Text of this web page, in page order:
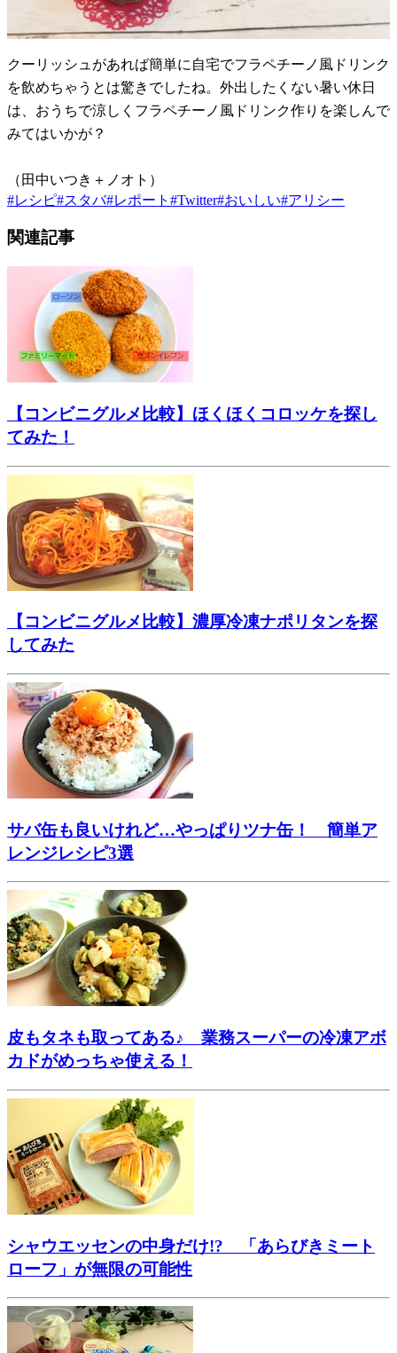
クーリッシュがあれば簡単に自宅でフラペチーノ風ドリンク
を飲めちゃうとは驚きでしたね。外出したくない暑い休日
は、おうちで涼しくフラペチーノ風ドリンク作りを楽しんで
みてはいかが？
（田中いつき＋ノオト）
#レシピ#スタバ#レポート #Twitter#おいしい#アリシー
関連記事
【コンビニグルメ比較】ほくほくコロッケを探し
てみた！
【コンビニグルメ比較】濃厚冷凍ナポリタンを探
してみた
サバ缶も良いけれど…やっぱりツナ缶！ 簡単ア
レンジレシピ3選
皮もタネも取ってある♪ 業務スーパーの冷凍アボ
カドがめっちゃ使える！
シャウエッセンの中身だけ!? 「あらびきミート
ローフ」が無限の可能性